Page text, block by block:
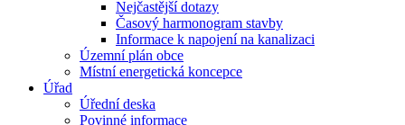
Nejčastější dotazy
Časový harmonogram stavby
Informace k napojení na kanalizaci
Územní plán obce
Místní energetická koncepce
Úřad
Úřední deska
Povinné informace